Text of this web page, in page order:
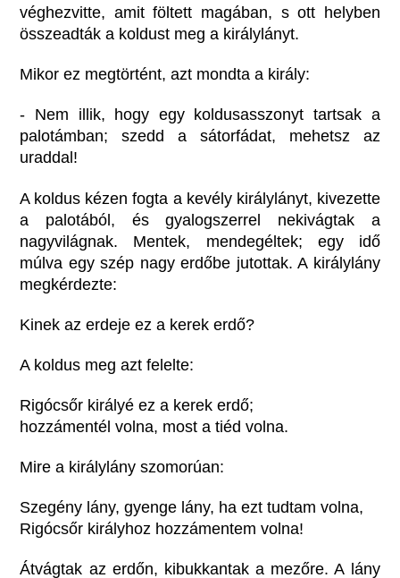
véghezvitte, amit föltett magában, s ott helyben
összeadták a koldust meg a királylányt.
Mikor ez megtörtént, azt mondta a király:
- Nem illik, hogy egy koldusasszonyt tartsak a
palotámban; szedd a sátorfádat, mehetsz az
uraddal!
A koldus kézen fogta a kevély királylányt, kivezette
a palotából, és gyalogszerrel nekivágtak a
nagyvilágnak. Mentek, mendegéltek; egy idő
múlva egy szép nagy erdőbe jutottak. A királylány
megkérdezte:
Kinek az erdeje ez a kerek erdő?
A koldus meg azt felelte:
Rigócsőr királyé ez a kerek erdő;
hozzámentél volna, most a tiéd volna.
Mire a királylány szomorúan:
Szegény lány, gyenge lány, ha ezt tudtam volna,
Rigócsőr királyhoz hozzámentem volna!
Átvágtak az erdőn, kibukkantak a mezőre. A lány